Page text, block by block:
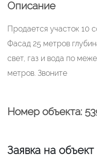
Описание
Продается участок 10
Фасад 25 метров
свет, газ и вода по
метров. Звоните
Номер объекта:
Заявка на объект